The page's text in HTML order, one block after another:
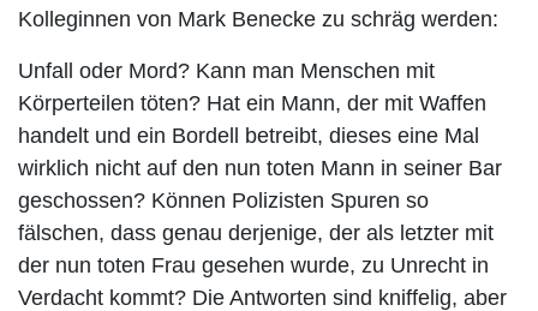
Kolleginnen von Mark Benecke zu schräg werden:
Unfall oder Mord? Kann man Menschen mit
Körperteilen töten? Hat ein Mann, der mit Waffen
handelt und ein Bordell betreibt, dieses eine Mal
wirklich nicht auf den nun toten Mann in seiner Bar
geschossen? Können Polizisten Spuren so
fälschen, dass genau derjenige, der als letzter mit
der nun toten Frau gesehen wurde, zu Unrecht in
Verdacht kommt? Die Antworten sind kniffelig, aber